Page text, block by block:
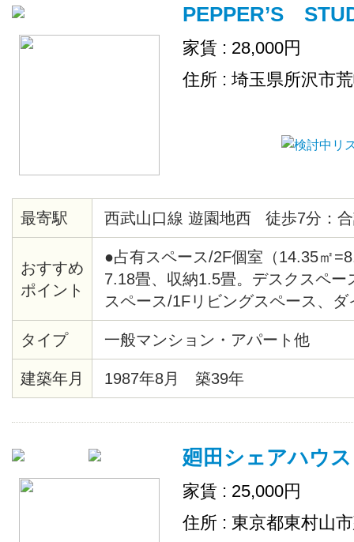
PEPPER’S
家賃 : 28,000円
住所 : 埼玉県所沢市
最寄駅 西武山口線 遊園地西 徒歩7分：
おすすめ
ポイント
●占有スペース/2F個室（14.35㎡
7.18畳、収納1.5畳。デスクスペー
スペース/1Fリビングスペース、
ス、キッチン、洗面所、トイレ、
（34.68㎡）2Fがほぼフルに使え
器/WIFI、空調機（冷暖房）、TV
ジ、ガスオープン、電子レンジ、
品費（トイレットペーパー、洗剤
タイプ 一般マンション・アパート他
建築年月 1987年8月 築39年
廻田シェアハウス
家賃 : 25,000円
住所 : 東京都東村山